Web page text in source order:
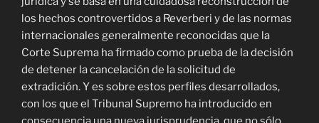
los hechos controvertidos a Reverberi y de las normas
internacionales generalmente reconocidas que la
Corte Suprema ha firmado como prueba de la decisión
de detener la cancelación de la solicitud de
extradición. Y es sobre estos perfiles desarrollados,
con los que el Tribunal Supremo ha introducido en